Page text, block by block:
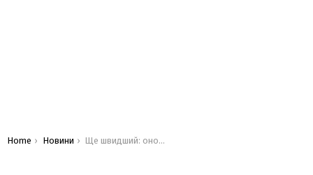
You are here:
Home Новини Ще швидший: оновлений електромобіль Volkswagen ID.3 Pro S отримав швидшу зарядку та найновішу мультимедіа з ШІ